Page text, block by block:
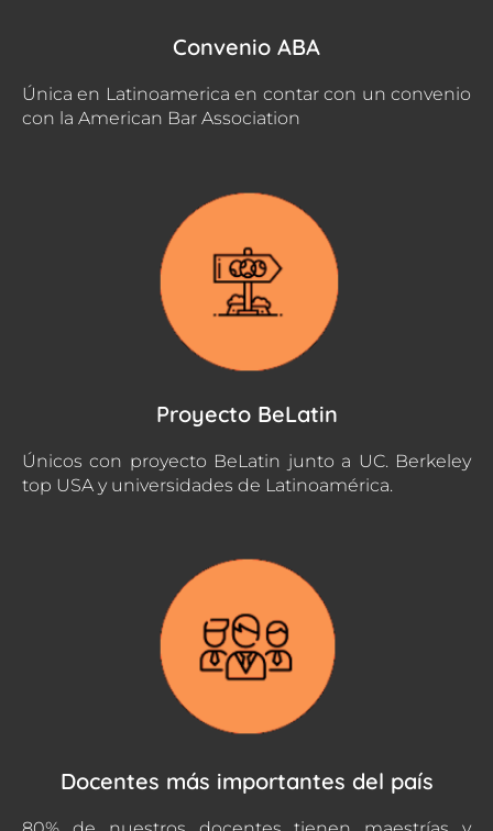
Convenio ABA
Única en Latinoamerica en contar con un convenio
con la American Bar Association
Proyecto BeLatin
Únicos con proyecto BeLatin junto a UC. Berkeley
top USA y universidades de Latinoamérica.
Docentes más importantes del país